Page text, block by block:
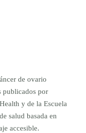
de ovario
publicados por
y de la Escuela
salud basada en
accesible.